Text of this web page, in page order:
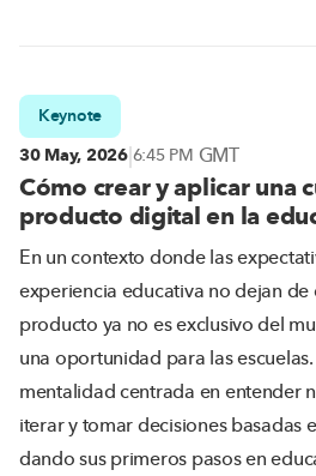
Keynote
30 May, 2026|6:45 PM GMT
Cómo crear y aplicar una
producto digital en la
En un contexto donde las
experiencia educativa no dejan
producto ya no es exclusivo del
una oportunidad para las
mentalidad centrada en entender
iterar y tomar decisiones basadas
dando sus primeros pasos en